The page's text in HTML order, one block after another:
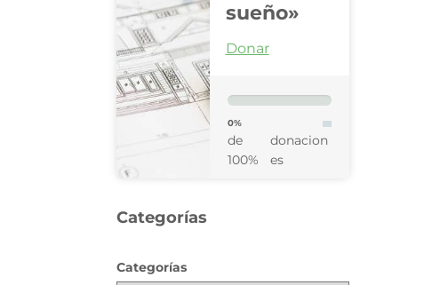
sueño»
Donar
0%
de
100%
donacion
es
Categorías
Categorías